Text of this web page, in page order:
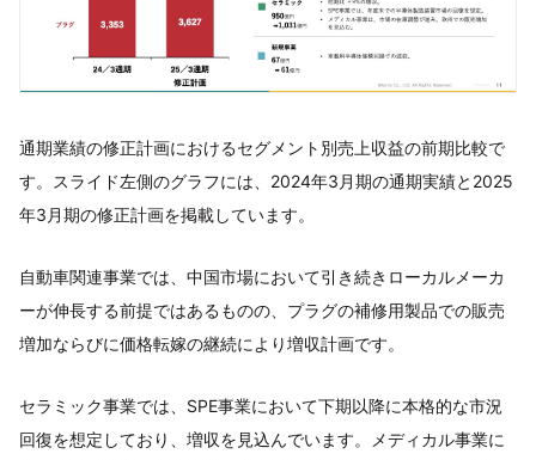
通期業績の修正計画におけるセグメント別売上収益の前期比較で
す。スライド左側のグラフには、2024年3月期の通期実績と2025
年3月期の修正計画を掲載しています。
自動車関連事業では、中国市場において引き続きローカルメーカ
ーが伸長する前提ではあるものの、プラグの補修用製品での販売
増加ならびに価格転嫁の継続により増収計画です。
セラミック事業では、SPE事業において下期以降に本格的な市況
回復を想定しており、増収を見込んでいます。メディカル事業に